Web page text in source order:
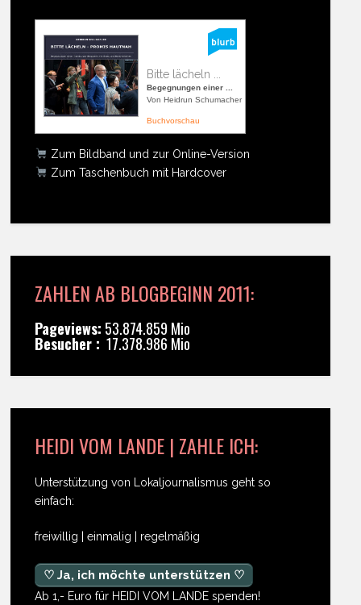
Bitte lächeln ...
Begegnungen einer ...
Von Heidrun Schumacher
Buchvorschau
Zum Bildband und zur Online-Version
Zum Taschenbuch mit Hardcover
ZAHLEN AB BLOGBEGINN 2011:
Pageviews: 53.874.859 Mio
Besucher : 17.378.986 Mio
HEIDI VOM LANDE | ZAHLE ICH:
Unterstützung von Lokaljournalismus geht so
einfach:
freiwillig | einmalig | regelmäßig
♡ Ja, ich möchte unterstützen ♡
Ab 1,- Euro für HEIDI VOM LANDE spenden!